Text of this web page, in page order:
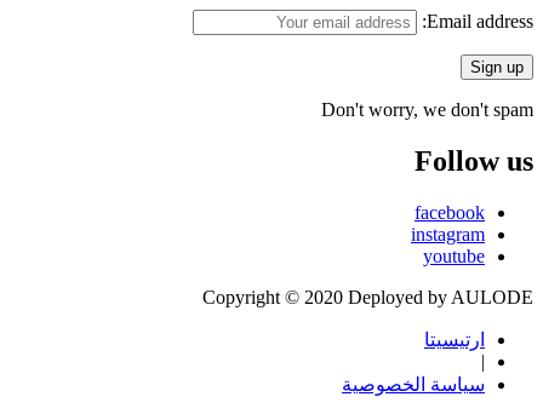
Email address:
Don't worry, we don't spam
Follow us
facebook
instagram
youtube
Copyright © 2020 Deployed by AULODE
ارتيسيتا
|
سياسة الخصوصية